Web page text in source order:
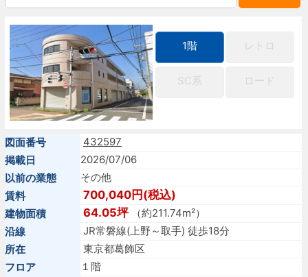
1階 レトロ
SC系 ロード
図面番号
432597
掲載日
2026/07/06
以前の業態
その他
賃料
700,040円(税込)
建物面積 64.05坪（約211.74m²）
沿線
JR常磐線(上野～取手) 徒歩18分
所在
東京都葛飾区
フロア
１階